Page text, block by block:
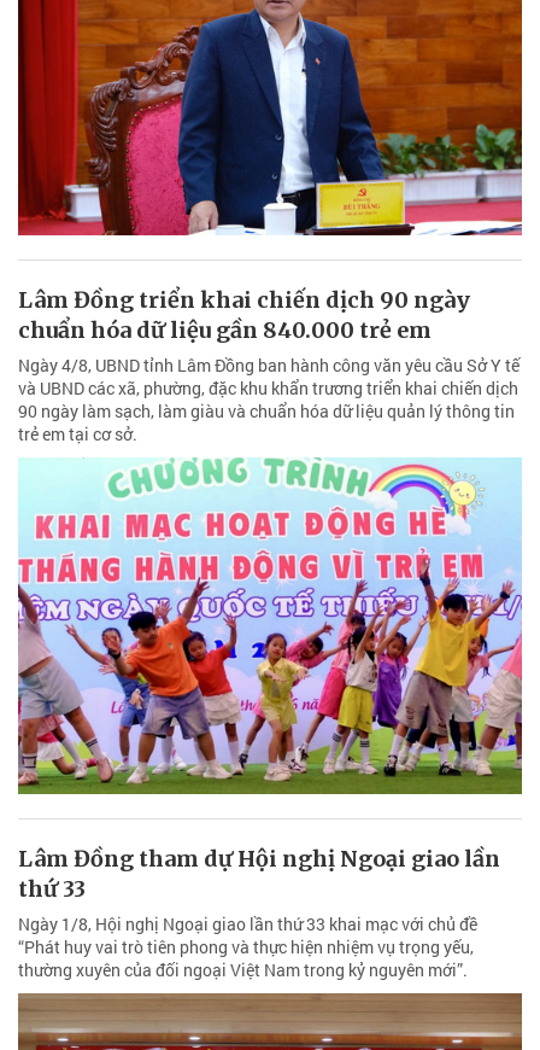
Lâm Đồng triển khai chiến dịch 90 ngày
chuẩn hóa dữ liệu gần 840.000 trẻ em
Ngày 4/8, UBND tỉnh Lâm Đồng ban hành công văn yêu cầu Sở Y tế
và UBND các xã, phường, đặc khu khẩn trương triển khai chiến dịch
90 ngày làm sạch, làm giàu và chuẩn hóa dữ liệu quản lý thông tin
trẻ em tại cơ sở.
Lâm Đồng tham dự Hội nghị Ngoại giao lần
thứ 33
Ngày 1/8, Hội nghị Ngoại giao lần thứ 33 khai mạc với chủ đề
“Phát huy vai trò tiên phong và thực hiện nhiệm vụ trọng yếu,
thường xuyên của đối ngoại Việt Nam trong kỷ nguyên mới”.